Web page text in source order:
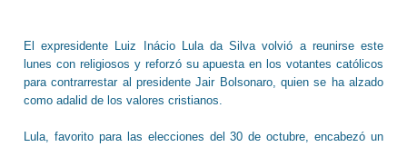
El expresidente Luiz Inácio Lula da Silva volvió a reunirse este
lunes con religiosos y reforzó su apuesta en los votantes católicos
para contrarrestar al presidente Jair Bolsonaro, quien se ha alzado
como adalid de los valores cristianos.
Lula, favorito para las elecciones del 30 de octubre, encabezó un